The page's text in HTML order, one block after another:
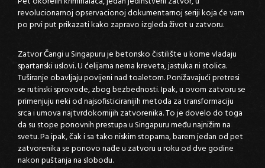
revolucionarnoj opservacionoj dokumentarnoj seriji koja će vam
po prvi put prikazati kako zapravo izgleda život u zatvoru.
Zatvor Čangi u Singapuru je betonsko čistilište u kome vladaju
spartanski uslovi. U ćelijama nema kreveta, jastuka ni stolica.
Tuširanje obavljaju povijeni nad toaletom. Ponižavajući pretresi
se rutinski sprovode, zbog bezbednosti. Ipak, u ovom zatvoru se
primenjuju neki od najsofisticiranijih metoda za transformaciju
srca i umova najtvrdokornijih zatvorenika. To je dovelo do toga
da su stope ponovnih prestupa u Singapuru među najnižim na
svetu. Pa ipak, čak i sa tako niskim stopama, barem jedan od pet
zatvorenika se ponovo nađe u zatvoru u roku od dve godine
nakon puštanja na slobodu.